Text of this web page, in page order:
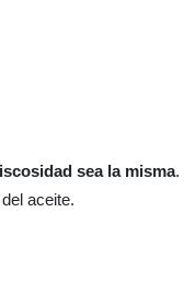
sea la misma.
aceite.